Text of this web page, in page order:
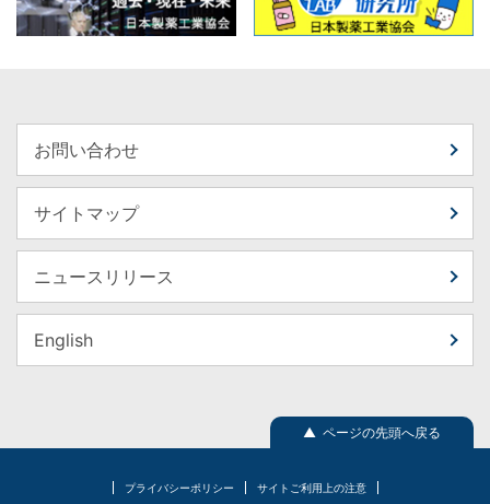
お問い合わせ
サイトマップ
ニュースリリース
English
プライバシーポリシー サイトご利用上の注意
▲ ページの先頭へ戻る